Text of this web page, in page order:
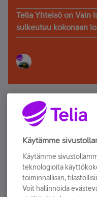
Telia Yhteisö on Vain
sulkeutuu kokonaan
Älä jää paitsi –
Tilaa Telian uutiskirje
sähköpostiisi.
Tilaa nyt
Käytämme
Käytämme
teknologioita
toiminnallisiin,
Voit hallinnoida